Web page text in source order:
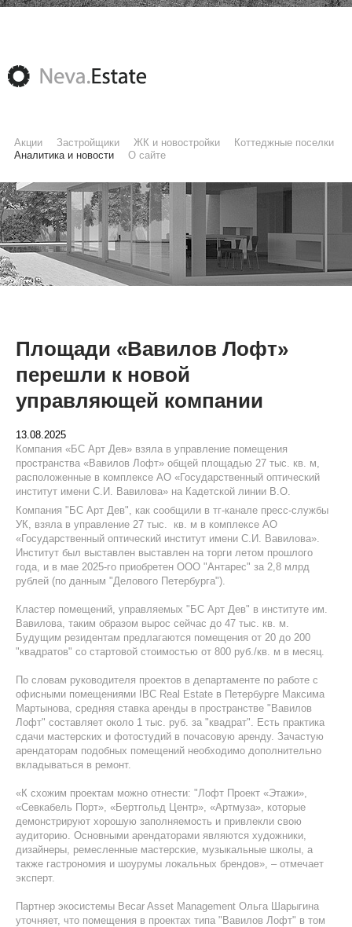
Акции Застройщики ЖК и новостройки
Коттеджные поселки
Аналитика и новости
О сайте
Площади «Вавилов Лофт»
перешли к новой
управляющей компании
13.08.2025
Компания «БС Арт Дев» взяла в управление помещения
пространства «Вавилов Лофт» общей площадью 27 тыс. кв. м,
расположенные в комплексе АО «Государственный оптический
институт имени С.И. Вавилова» на Кадетской линии В.О.
Компания "БС Арт Дев", как сообщили в тг-канале пресс-службы
УК, взяла в управление 27 тыс. кв. м в комплексе АО
«Государственный оптический институт имени С.И. Вавилова».
Институт был выставлен выставлен на торги летом прошлого
года, и в мае 2025-го приобретен ООО "Антарес" за 2,8 млрд
рублей (по данным "Делового Петербурга").
Кластер помещений, управляемых "БС Арт Дев" в институте им.
Вавилова, таким образом вырос сейчас до 47 тыс. кв. м.
Будущим резидентам предлагаются помещения от 20 до 200
"квадратов" со стартовой стоимостью от 800 руб./кв. м в месяц.
По словам руководителя проектов в департаменте по работе с
офисными помещениями IBC Real Estate в Петербурге Максима
Мартынова, средняя ставка аренды в пространстве "Вавилов
Лофт" составляет около 1 тыс. руб. за "квадрат". Есть практика
сдачи мастерских и фотостудий в почасовую аренду. Зачастую
арендаторам подобных помещений необходимо дополнительно
вкладываться в ремонт.
«К схожим проектам можно отнести: "Лофт Проект «Этажи»,
«Севкабель Порт», «Бертгольд Центр», «Артмуза», которые
демонстрируют хорошую заполняемость и привлекли свою
аудиторию. Основными арендаторами являются художники,
дизайнеры, ремесленные мастерские, музыкальные школы, а
также гастрономия и шоурумы локальных брендов», – отмечает
эксперт.
Партнер экосистемы Becar Asset Management Ольга Шарыгина
уточняет, что помещения в проектах типа "Вавилов Лофт" в том